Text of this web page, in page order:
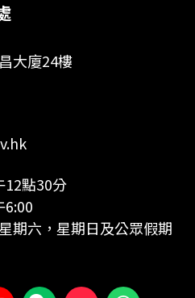
大廈24樓
12點30分
6:00
期六，星期日及公眾假期